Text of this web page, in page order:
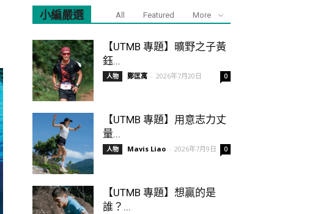
小編嚴選 All Featured More
【UTMB 專題】曠野之子黃
鈺...
人物 鄭匡寓 - 2026年7月20日 0
【UTMB 專題】用意志力丈
量...
人物 Mavis Liao - 2026年7月9日 0
【UTMB 專題】想贏的是
誰？...